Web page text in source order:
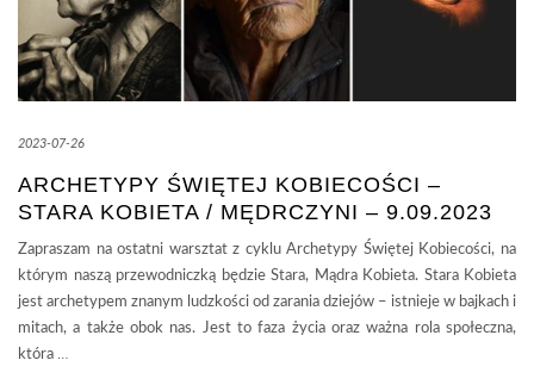
2023-07-26
ARCHETYPY ŚWIĘTEJ KOBIECOŚCI –
STARA KOBIETA / MĘDRCZYNI – 9.09.2023
Zapraszam na ostatni warsztat z cyklu Archetypy Świętej Kobiecości, na
którym naszą przewodniczką będzie Stara, Mądra Kobieta. Stara Kobieta
jest archetypem znanym ludzkości od zarania dziejów – istnieje w bajkach i
mitach, a także obok nas. Jest to faza życia oraz ważna rola społeczna,
która …